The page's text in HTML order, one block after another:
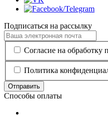
Подписаться на рассылку
Согласие на обработку
Политика
Отправить
Способы оплаты